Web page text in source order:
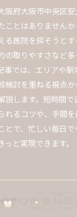
阪府大阪市中央区
ことはありません
る医院を探そうと
の取りやすさなど
事では、エリアや
検討を重ねる視点
説します。短時間で
れるコツや、手間
とで、忙しい毎日
と実現できます。